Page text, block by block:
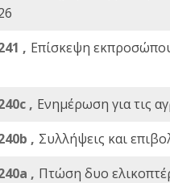
, Επίσκεψη
, Ενημέρωση για τις
, Συλλήψεις και
, Πτώση δυο